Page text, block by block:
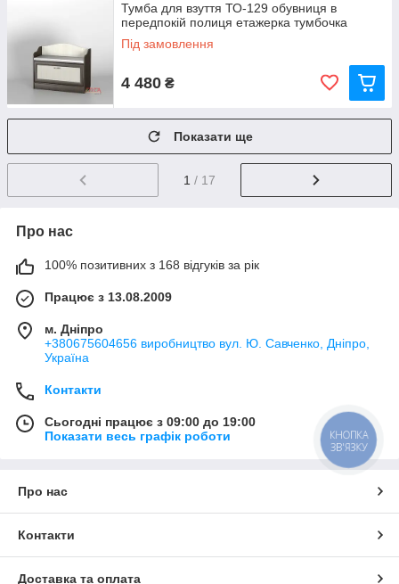
Тумба для взуття ТО-129 обувниця в
передпокій полиця етажерка тумбочка
Під замовлення
4 480 ₴
Показати ще
1 / 17
Про нас
100% позитивних з 168 відгуків за рік
Працює з 13.08.2009
м. Дніпро
+380675604656 виробництво вул. Ю. Савченко, Дніпро,
Україна
Контакти
Сьогодні працює з 09:00 до 19:00
Показати весь графік роботи
Про нас
Контакти
Доставка та оплата
КНОПКА
ЗВ'ЯЗКУ